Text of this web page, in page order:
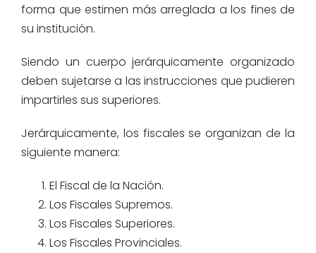
forma que estimen más arreglada a los fines de
su institución.
Siendo un cuerpo jerárquicamente organizado
deben sujetarse a las instrucciones que pudieren
impartirles sus superiores.
Jerárquicamente, los fiscales se organizan de la
siguiente manera:
El Fiscal de la Nación.
Los Fiscales Supremos.
Los Fiscales Superiores.
Los Fiscales Provinciales.